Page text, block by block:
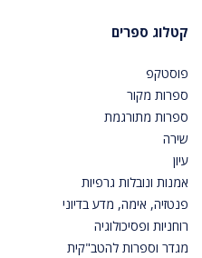
קטלוג ספרים
פוסטקפ
ספרות מקור
ספרות מתורגמת
שירה
עיון
אמנות ונובלות גרפיות
פנטזיה, אימה, מדע בדיוני
רוחניות ופסיכולוגיה
מגדר וספרות להטב"קית